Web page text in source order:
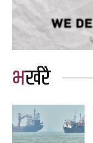
भर्खरै